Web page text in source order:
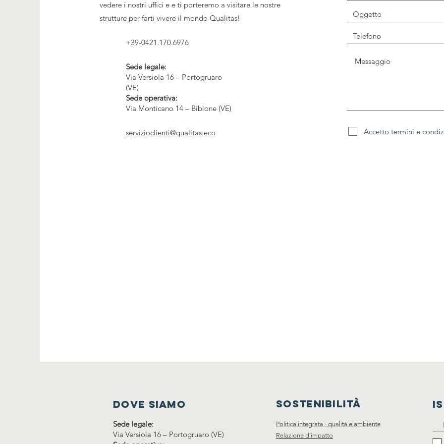
vedere i nostri uffici e e ti porteremo a visitare le nostre
strutture per farti vivere il mondo Qualitas!
+39-0421.170.6976
Sede legale:
Via Versiola 16 – Portogruaro
(VE)
Sede operativa:
Via Monticano 14 – Bibione (VE)
servizioclienti@qualitas.eco Accetto termini e
DOVE SIAmo
Sede legale:
Via Versiola 16 – Portogruaro (VE)
SOSTENIBILITà
Politica integrata - qualità e ambiente
Relazione d'impatto